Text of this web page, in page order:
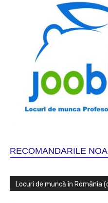
RECOMANDARILE
Locuri de muncă în România